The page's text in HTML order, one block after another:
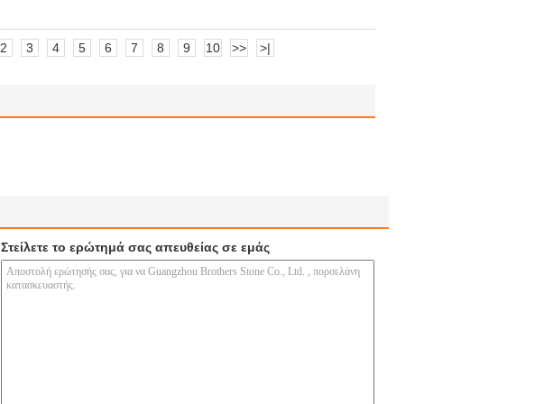
2 3 4 5 6 7 8 9 10 >> >|
Στείλετε το ερώτημά σας απευθείας σε εμάς